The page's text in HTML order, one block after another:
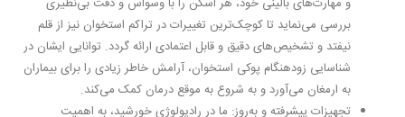
بررسی می‌نماید تا کوچک‌ترین تغییرات در تراکم استخوان نیز از قلم
نیفتد و تشخیص‌های دقیق و قابل اعتمادی ارائه گردد. توانایی ایشان در
شناسایی زودهنگام پوکی استخوان، آرامش خاطر زیادی را برای بیماران
به ارمغان می‌آورد و به شروع به موقع درمان کمک می‌کند.
تجهیزات پیشرفته و به‌روز: ما در رادیولوژی خورشید، به اهمیت